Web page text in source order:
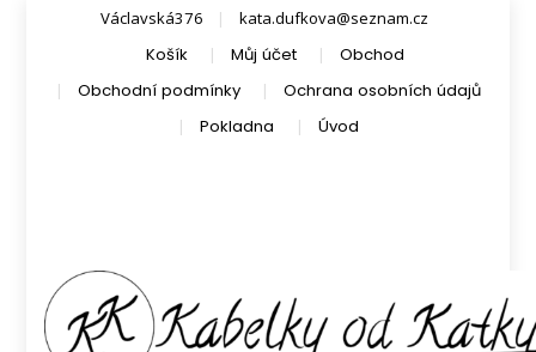
Václavská376 kata.dufkova@seznam.cz
Košík Můj účet
Obchod
Obchodní podmínky
Ochrana osobních údajů
Pokladna
Úvod